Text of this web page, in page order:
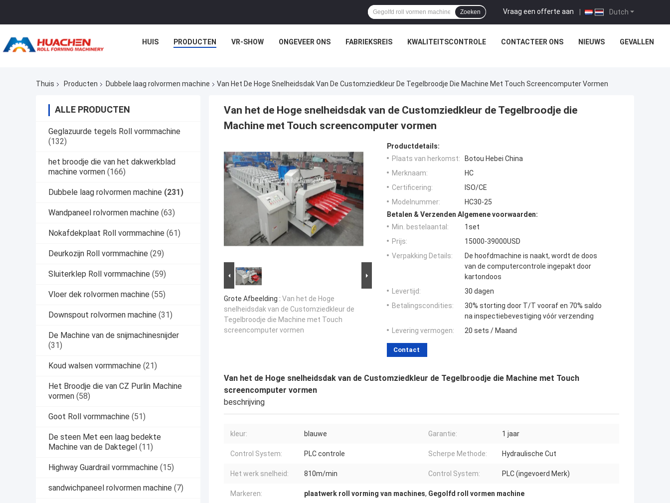
Dutch
Vraag een offerte aan |
Zoeken
HUIS PRODUCTEN VR-SHOW ONGEVEER ONS FABRIEKSREIS KWALITEITSCONTROLE CONTACTEER ONS NIEUWS GEVALLEN
Thuis Producten Dubbele laag rolvormen machine Van Het De Hoge Snelheidsdak Van De Customziedkleur De Tegelbroodje Die Machine Met Touch Screencomputer Vormen
ALLE PRODUCTEN
Geglazuurde tegels Roll vormmachine
(132)
het broodje die van het dakwerkblad
machine vormen (166)
Dubbele laag rolvormen machine (231)
Wandpaneel rolvormen machine (63)
Nokafdekplaat Roll vormmachine (61)
Deurkozijn Roll vormmachine (29)
Sluiterklep Roll vormmachine (59)
Vloer dek rolvormen machine (55)
Downspout rolvormen machine (31)
De Machine van de snijmachinesnijder
(31)
Koud walsen vormmachine (21)
Het Broodje die van CZ Purlin Machine
vormen (58)
Goot Roll vormmachine (51)
De steen Met een laag bedekte
Machine van de Daktegel (11)
Highway Guardrail vormmachine (15)
sandwichpaneel rolvormen machine (7)
Van het de Hoge snelheidsdak van de Customziedkleur de Tegelbroodje die
Machine met Touch screencomputer vormen
Grote Afbeelding : Van het de Hoge
snelheidsdak van de Customziedkleur de
Tegelbroodje die Machine met Touch
screencomputer vormen
Productdetails:
Plaats van herkomst:
Botou Hebei China
Merknaam:
HC
Certificering:
ISO/CE
Modelnummer:
HC30-25
Betalen & Verzenden Algemene voorwaarden:
Min. bestelaantal:
1set
Prijs:
15000-39000USD
Verpakking Details:
De hoofdmachine is naakt, wordt de doos
van de computercontrole ingepakt door
kartondoos
Levertijd:
30 dagen
Betalingscondities:
30% storting door T/T vooraf en 70% saldo
na inspectiebevestiging vóór verzending
Levering vermogen:
20 sets / Maand
Contact
Van het de Hoge snelheidsdak van de Customziedkleur de Tegelbroodje die Machine met Touch
screencomputer vormen
beschrijving
kleur: blauwe Garantie: 1 jaar
Control System: PLC controle Scherpe Methode: Hydraulische Cut
Het werk snelheid: 810m/min Control System: PLC (ingevoerd Merk)
Markeren: plaatwerk roll vorming van machines, Gegolfd roll vormen machine